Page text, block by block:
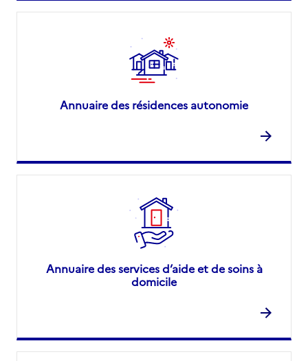
Annuaire des résidences autonomie
Annuaire des services d’aide et de soins à
domicile